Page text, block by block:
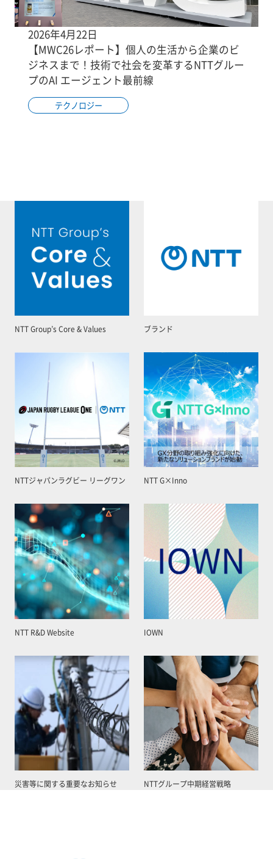
2026年4月22日
【MWC26レポート】個人の生活から企業のビ
ジネスまで！技術で社会を変革するNTTグルー
プのAI エージェント最前線
テクノロジー
NTT Group’s Core & Values ブランド
NTTジャパンラグビー リーグワン NTT G×Inno
NTT R&D Website IOWN
災害等に関する重要なお知らせ NTTグループ中期経営戦略